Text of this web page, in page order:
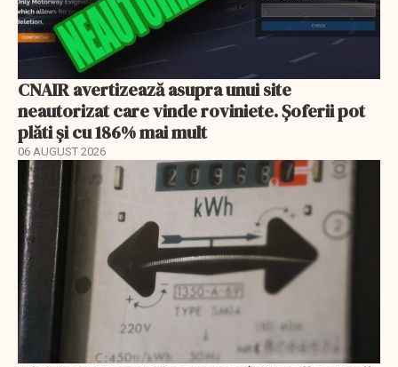
CNAIR avertizează asupra unui site
neautorizat care vinde roviniete. Șoferii pot
plăti și cu 186% mai mult
06 AUGUST 2026